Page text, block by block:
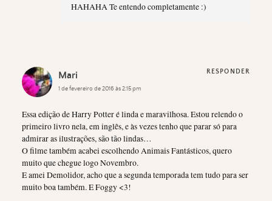
HAHAHA Te entendo completamente :)
Mari
1 de fevereiro de 2016 às 2:15 pm
Essa edição de Harry Potter é linda e maravilhosa. Estou relendo o
primeiro livro nela, em inglês, e às vezes tenho que parar só para
admirar as ilustrações, são tão lindas…
O filme também acabei escolhendo Animais Fantásticos, quero
muito que chegue logo Novembro.
E amei Demolidor, acho que a segunda temporada tem tudo para ser
muito boa também. E Foggy <3!
RESPONDER